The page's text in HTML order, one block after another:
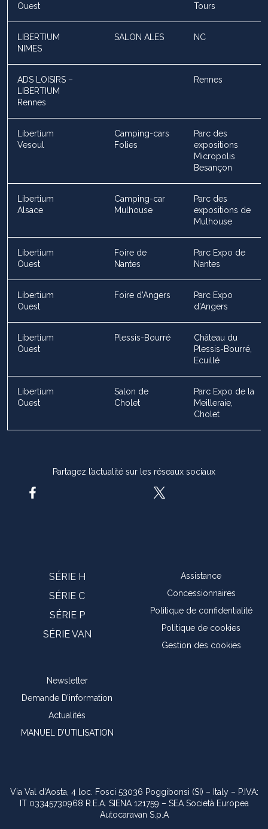
Ouest
Tours
LIBERTIUM
NIMES
SALON ALES NC
ADS LOISIRS –
LIBERTIUM
Rennes
Rennes
Libertium
Vesoul
Camping-cars
Folies
Parc des
expositions
Micropolis
Besançon
Libertium
Alsace
Camping-car
Mulhouse
Parc des
expositions de
Mulhouse
Libertium
Ouest
Foire de
Nantes
Parc Expo de
Nantes
Libertium
Ouest
Foire d’Angers
Parc Expo
d’Angers
Libertium
Ouest
Plessis-Bourré
Château du
Plessis-Bourré,
Ecuillé
Libertium
Ouest
Salon de
Cholet
Parc Expo de la
Meilleraie,
Cholet
Partagez l’actualité sur les réseaux sociaux
SÉRIE H
SÉRIE C
SÉRIE P
SÉRIE VAN
Assistance
Concessionnaires
Politique de confidentialité
Politique de cookies
Gestion des cookies
Newsletter
Demande D’information
Actualités
MANUEL D’UTILISATION
Via Val d’Aosta, 4 loc. Fosci 53036 Poggibonsi (SI) – Italy – P.IVA:
IT 03345730968 R.E.A. SIENA 121759 – SEA Società Europea
Autocaravan S.p.A